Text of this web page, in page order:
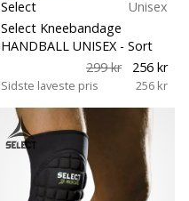
Select
Unisex
Select Kneebandage
HANDBALL UNISEX - Sort
299 kr
256 kr
Sidste laveste pris 256 kr